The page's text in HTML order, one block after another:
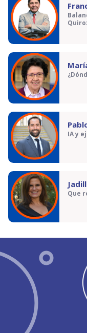
IA y
Que